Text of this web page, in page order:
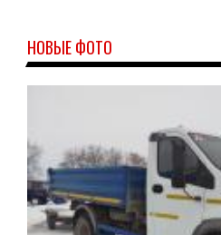
НОВЫЕ ФОТО